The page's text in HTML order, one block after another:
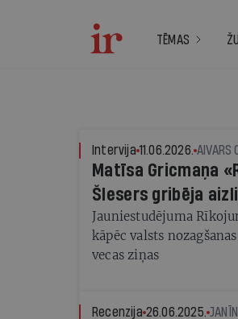
TĒMAS
Intervija 11.06.2026. AIVARS
Matīsa Gricmaņa «Rīkojums Nr.2» – izrāde, ko
Šlesers gribēja
Jauniestudējuma
kāpēc valsts
vecas ziņas
Recenzija 26.06.2025.